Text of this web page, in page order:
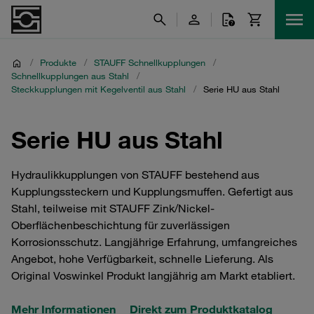
/ Produkte / STAUFF Schnellkupplungen
/
Schnellkupplungen aus Stahl
/
Steckkupplungen mit Kegelventil aus Stahl
/ Serie HU aus Stahl
Serie HU aus Stahl
Hydraulikkupplungen von STAUFF bestehend aus
Kupplungssteckern und Kupplungsmuffen. Gefertigt aus
Stahl, teilweise mit STAUFF Zink/Nickel-
Oberflächenbeschichtung für zuverlässigen
Korrosionsschutz. Langjährige Erfahrung, umfangreiches
Angebot, hohe Verfügbarkeit, schnelle Lieferung. Als
Original Voswinkel Produkt langjährig am Markt etabliert.
Mehr Informationen Direkt zum Produktkatalog